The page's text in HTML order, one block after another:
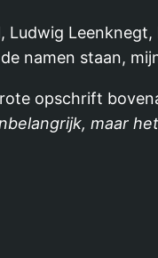
Ludwig
namen staan,
opschrift
maar